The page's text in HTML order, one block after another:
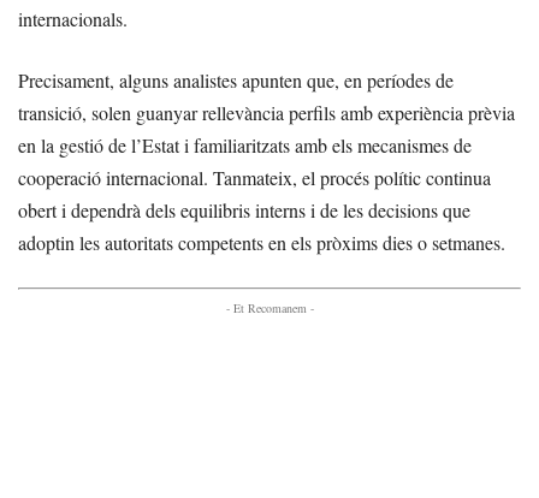
internacionals.
Precisament, alguns analistes apunten que, en períodes de
transició, solen guanyar rellevància perfils amb experiència prèvia
en la gestió de l’Estat i familiaritzats amb els mecanismes de
cooperació internacional. Tanmateix, el procés polític continua
obert i dependrà dels equilibris interns i de les decisions que
adoptin les autoritats competents en els pròxims dies o setmanes.
- Et Recomanem -